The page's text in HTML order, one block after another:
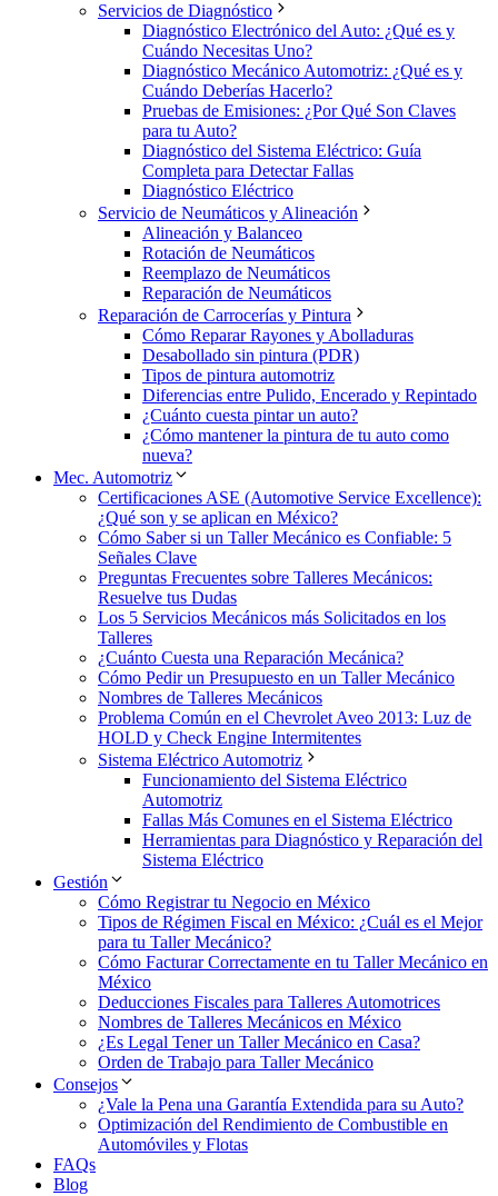
Servicios de Diagnóstico
Diagnóstico Electrónico del Auto: ¿Qué es y
Cuándo Necesitas Uno?
Diagnóstico Mecánico Automotriz: ¿Qué es y
Cuándo Deberías Hacerlo?
Pruebas de Emisiones: ¿Por Qué Son Claves
para tu Auto?
Diagnóstico del Sistema Eléctrico: Guía
Completa para Detectar Fallas
Diagnóstico Eléctrico
Servicio de Neumáticos y Alineación
Alineación y Balanceo
Rotación de Neumáticos
Reemplazo de Neumáticos
Reparación de Neumáticos
Reparación de Carrocerías y Pintura
Cómo Reparar Rayones y Abolladuras
Desabollado sin pintura (PDR)
Tipos de pintura automotriz
Diferencias entre Pulido, Encerado y Repintado
¿Cuánto cuesta pintar un auto?
¿Cómo mantener la pintura de tu auto como
nueva?
Mec. Automotriz
Certificaciones ASE (Automotive Service Excellence):
¿Qué son y se aplican en México?
Cómo Saber si un Taller Mecánico es Confiable: 5
Señales Clave
Preguntas Frecuentes sobre Talleres Mecánicos:
Resuelve tus Dudas
Los 5 Servicios Mecánicos más Solicitados en los
Talleres
¿Cuánto Cuesta una Reparación Mecánica?
Cómo Pedir un Presupuesto en un Taller Mecánico
Nombres de Talleres Mecánicos
Problema Común en el Chevrolet Aveo 2013: Luz de
HOLD y Check Engine Intermitentes
Sistema Eléctrico Automotriz
Funcionamiento del Sistema Eléctrico
Automotriz
Fallas Más Comunes en el Sistema Eléctrico
Herramientas para Diagnóstico y Reparación del
Sistema Eléctrico
Gestión
Cómo Registrar tu Negocio en México
Tipos de Régimen Fiscal en México: ¿Cuál es el Mejor
para tu Taller Mecánico?
Cómo Facturar Correctamente en tu Taller Mecánico en
México
Deducciones Fiscales para Talleres Automotrices
Nombres de Talleres Mecánicos en México
¿Es Legal Tener un Taller Mecánico en Casa?
Orden de Trabajo para Taller Mecánico
Consejos
¿Vale la Pena una Garantía Extendida para su Auto?
Optimización del Rendimiento de Combustible en
Automóviles y Flotas
FAQs
Blog